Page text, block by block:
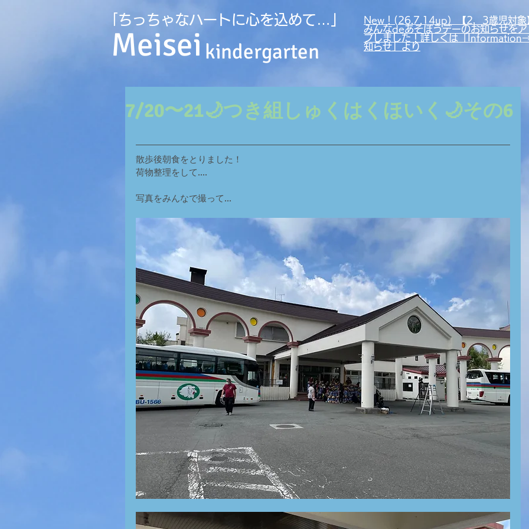
｢ちっちゃなハートに心を込めて…」
Meisei kindergarten
New！(26.7.14up）【2，3歳児対象
みんなdeあそぼうデーのお知らせをア
プしました！詳しくは「
知らせ」より
7/20〜21🌙つき組しゅくはくほいく🌙その6
散歩後朝食をとりました！
荷物整理をして....
写真をみんなで撮って...